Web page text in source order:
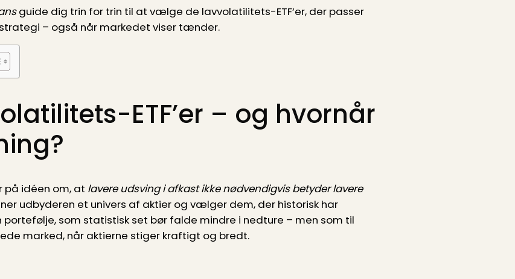
guide dig trin for trin til at vælge de lavvolatilitets-ETF’er, der passer
– også når markedet viser tænder.
ETF’er – og hvornår
idéen om, at lavere udsving i afkast ikke nødvendigvis betyder lavere
udbyderen et univers af aktier og vælger dem, der historisk har
som statistisk set bør falde mindre i nedture – men som til
marked, når aktierne stiger kraftigt og bredt.